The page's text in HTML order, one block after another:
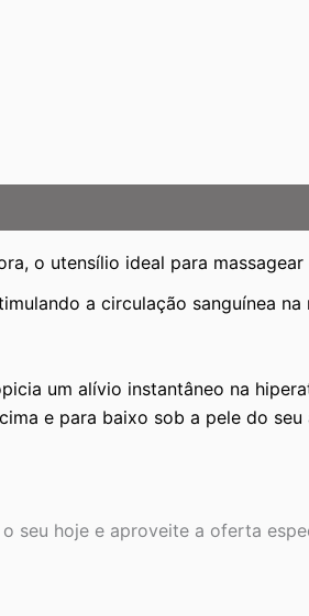
o utensílio ideal para
a circulação sanguínea na
um alívio instantâneo na
e para baixo sob a pele do
o seu hoje e aproveite a oferta